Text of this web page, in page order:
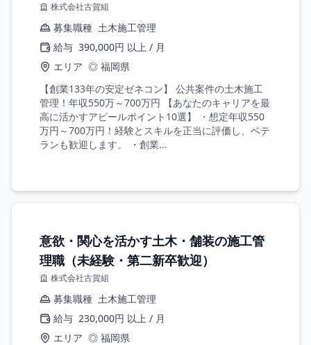
株式会社古賀組
募集職種 土木施工管理
給与 390,000円 以上 / 月
エリア ◎ 福岡県
【創業133年の安定ゼネコン】 公共案件の土木施工
管理！年収550万～700万円 【あなたのキャリアを最
高に活かすアピールポイント10選】 ・想定年収550
万円～700万円！経験とスキルを正当に評価し、ベテ
ランも歓迎します。 ・創業...
意欲・関心を活かす土木・舗装の施工管
理職（未経験・第二新卒歓迎）
株式会社古賀組
募集職種 土木施工管理
給与 230,000円 以上 / 月
エリア ◎ 福岡県